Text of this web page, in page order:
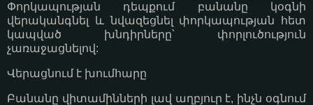
Փորկապության դեպքում բանանը կօգնի
վերականգնել և նվազեցնել փորկապության հետ
կապված խնդիրները՝ փորլուծություն
չառաջացնելով:
Վերացնում է խումհարը
Բանանը վիտամինների լավ աղբյուր է, ինչն օգնում